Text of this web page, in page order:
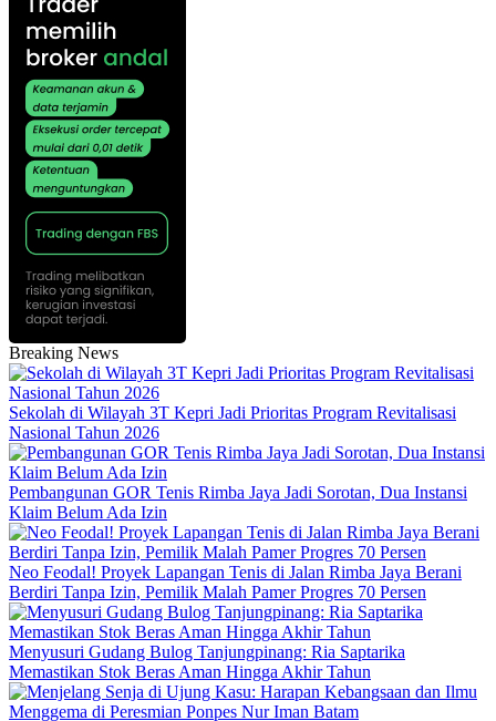
Breaking News
Sekolah di Wilayah 3T Kepri Jadi Prioritas Program Revitalisasi
Nasional Tahun 2026
Pembangunan GOR Tenis Rimba Jaya Jadi Sorotan, Dua Instansi
Klaim Belum Ada Izin
Neo Feodal! Proyek Lapangan Tenis di Jalan Rimba Jaya Berani
Berdiri Tanpa Izin, Pemilik Malah Pamer Progres 70 Persen
Menyusuri Gudang Bulog Tanjungpinang: Ria Saptarika
Memastikan Stok Beras Aman Hingga Akhir Tahun